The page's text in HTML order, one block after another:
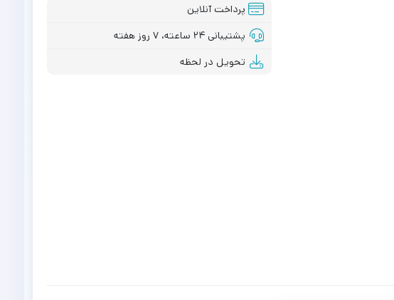
پرداخت آنلاین
پشتیبانی ۲۴ ساعته، ۷ روز هفته
تحویل در لحظه